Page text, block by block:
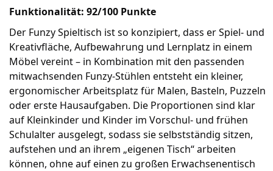
Funktionalität: 92/100 Punkte
Der Funzy Spieltisch ist so konzipiert, dass er Spiel- und
Kreativfläche, Aufbewahrung und Lernplatz in einem
Möbel vereint – in Kombination mit den passenden
mitwachsenden Funzy-Stühlen entsteht ein kleiner,
ergonomischer Arbeitsplatz für Malen, Basteln, Puzzeln
oder erste Hausaufgaben. Die Proportionen sind klar
auf Kleinkinder und Kinder im Vorschul- und frühen
Schulalter ausgelegt, sodass sie selbstständig sitzen,
aufstehen und an ihrem „eigenen Tisch“ arbeiten
können, ohne auf einen zu großen Erwachsenentisch